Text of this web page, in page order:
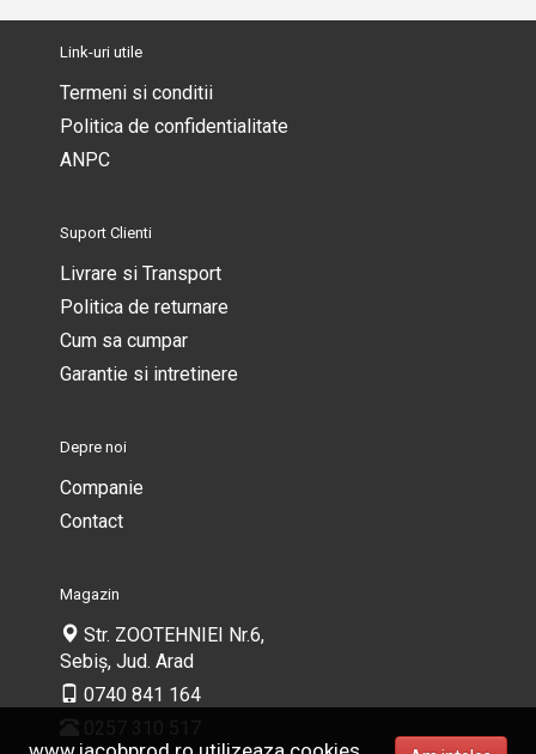
Link-uri utile
Termeni si conditii
Politica de confidentialitate
ANPC
Suport Clienti
Livrare si Transport
Politica de returnare
Cum sa cumpar
Garantie si intretinere
Depre noi
Companie
Contact
Magazin
Str. ZOOTEHNIEI Nr.6,
Sebiș, Jud. Arad
0740 841 164